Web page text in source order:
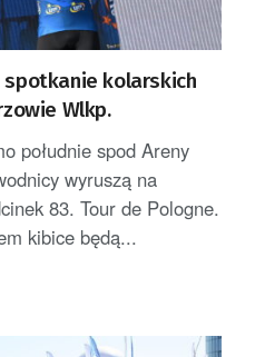
spotkanie kolarskich
Wlkp.
południe spod Areny
wyruszą na
83. Tour de Pologne.
kibice będą...